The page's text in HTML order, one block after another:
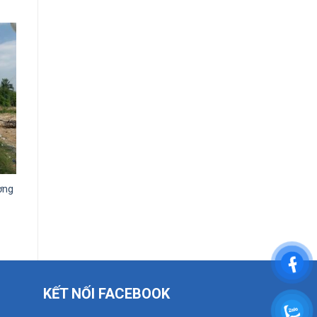
KẾT NỐI FACEBOOK